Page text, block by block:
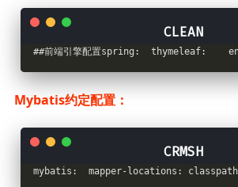
##前端引擎配置spring:  thymeleaf:
Mybatis约定配置：
mybatis:  mapper-locations: